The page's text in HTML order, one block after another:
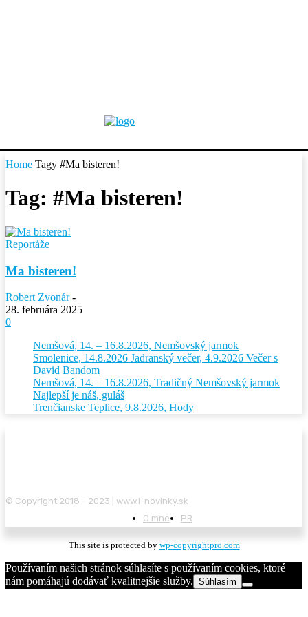
Home Tagy #Ma bisteren!
Tag: #Ma bisteren!
Reportáže
Ma bisteren!
Robert Zvonár -
28. februára 2025
0
Nemšová, 14. – 16.8.2026, Nemšovský jarmok
Smolenice, 14.8.2026 Jadranský večer, 4.9.2026 Večer s
David Bandom
Nemšová, 14. – 16.8.2026, Tradičný Nemšovský jarmok
Najlepší je náš, guláš
Trenčianske Teplice, 9.8.2026, Hody
© Copyright 2018 - 2023 | www.i-novinky.sk
O mne
PR
This site is protected by wp-copyrightpro.com
Používaním našich stránok súhlasíte s používaním cookies, ktoré
nám pomáhajú dodávať kvalitnejšie služby. Súhlasím